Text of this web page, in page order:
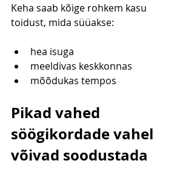
Keha saab kõige rohkem kasu
toidust, mida süüakse:
hea isuga
meeldivas keskkonnas
mõõdukas tempos
Pikad vahed
söögikordade vahel
võivad soodustada